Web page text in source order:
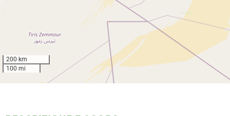
200 km
100 mi